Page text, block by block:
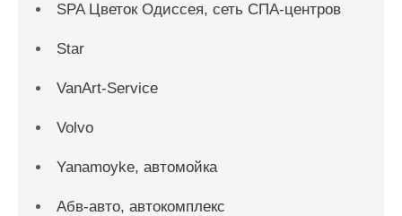
SPA Цветок Одиссея, сеть СПА-центров
Star
VanArt-Service
Volvo
Yanamoyke, автомойка
Абв-авто, автокомплекс